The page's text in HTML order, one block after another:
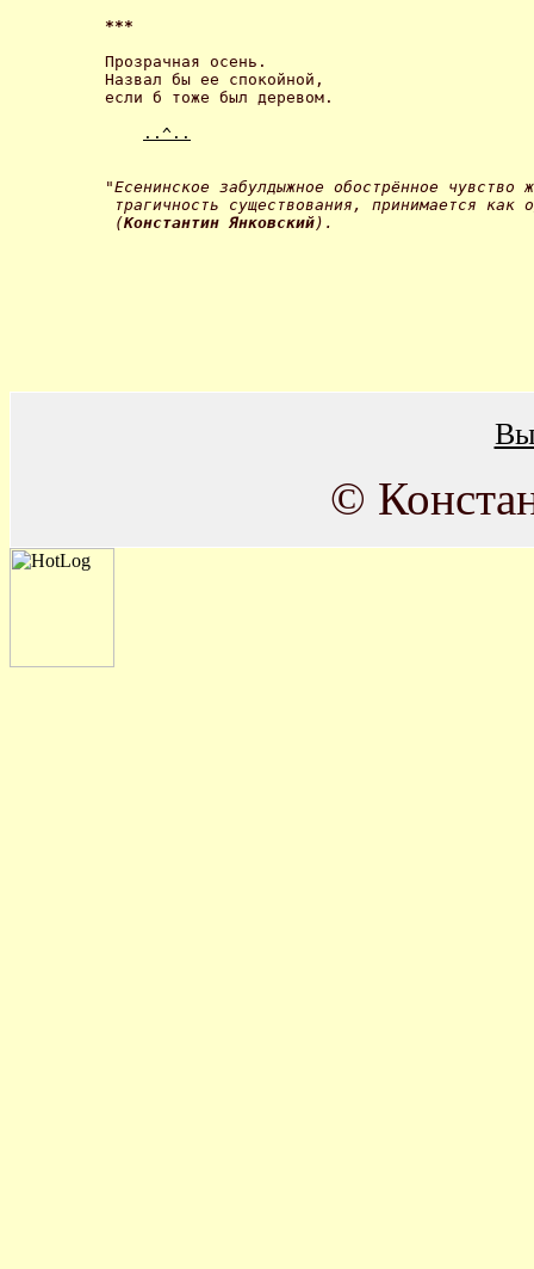
***
Прозрачная осень.
Назвал бы ее спокойной,
если б тоже был деревом.
..^..
"Есенинское забулдыжное обострённое чувство
трагичность существования, принимается как
(Константин Янковский ).
©